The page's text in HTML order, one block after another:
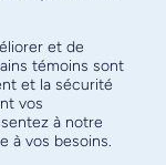
et de
témoins sont
et la sécurité
vos
à notre
à vos besoins.